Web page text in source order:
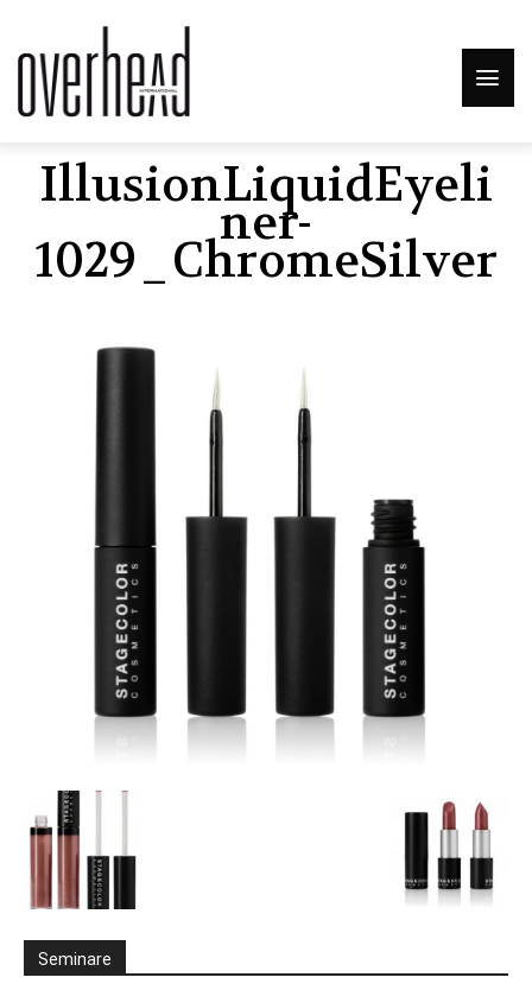
IllusionLiquidEyeli
Ner-
1029_ChromeSilver
Seminare